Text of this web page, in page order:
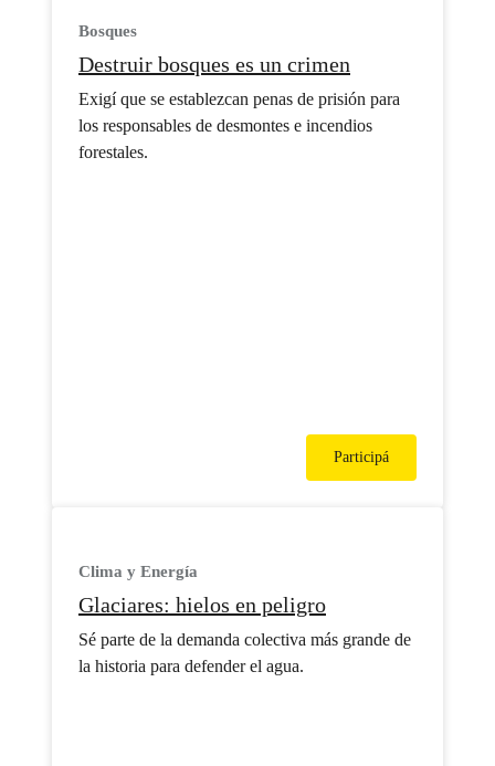
Bosques
Destruir bosques es un crimen
Exigí que se establezcan penas de prisión para
los responsables de desmontes e incendios
forestales.
Participá
Clima y Energía
Glaciares: hielos en peligro
Sé parte de la demanda colectiva más grande de
la historia para defender el agua.